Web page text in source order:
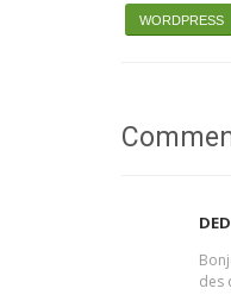
WORDPRESS
DED
des